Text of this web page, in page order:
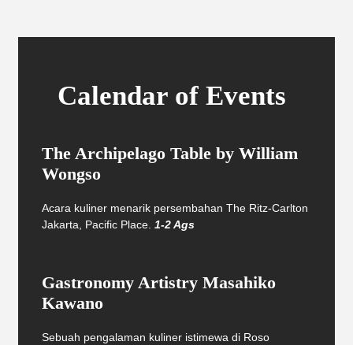
Calendar of Events
The Archipelago Table by William
Wongso
Acara kuliner menarik persembahan The Ritz-Carlton
Jakarta, Pacific Place. 1-2 Ags
Gastronomy Artistry Masahiko
Kawano
Sebuah pengalaman kuliner istimewa di Roso